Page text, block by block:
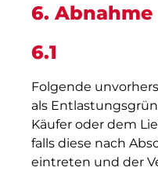
6. Abnahme
6.1
Folgende
als
Käufer oder dem
falls diese nach
eintreten und der